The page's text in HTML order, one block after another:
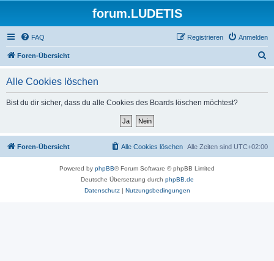
forum.LUDETIS
FAQ Anmelden
Registrieren
Foren-Übersicht
Alle Cookies löschen
Bist du dir sicher, dass du alle Cookies des Boards löschen möchtest?
Foren-Übersicht Alle Zeiten sind UTC+02:00
Alle Cookies löschen
Powered by phpBB® Forum Software © phpBB Limited
Deutsche Übersetzung durch phpBB.de
Datenschutz| Nutzungsbedingungen